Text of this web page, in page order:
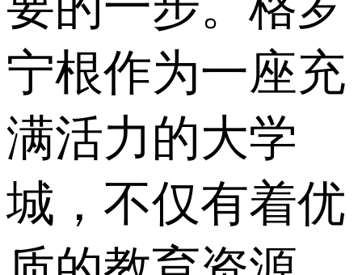
宁根作为一座充
满活力的大学
城，不仅有着优